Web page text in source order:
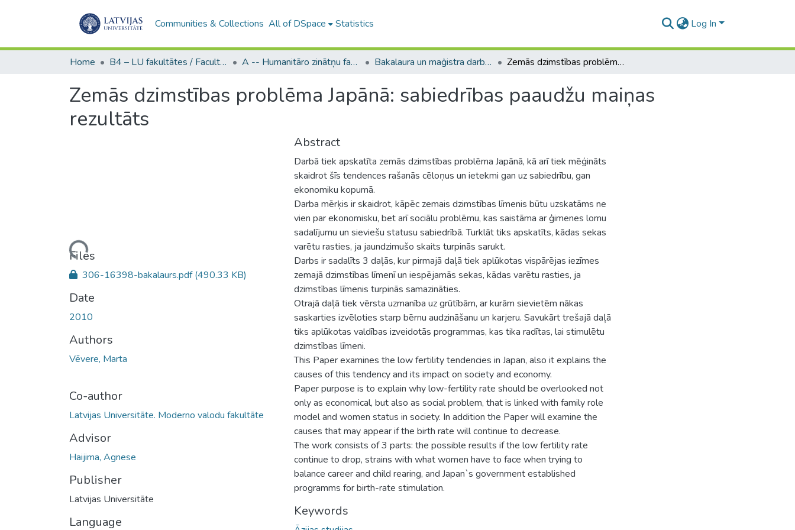
Communities & Collections All of DSpace Statistics Log In
Home B4 – LU fakultātes / Faculties of the UL A -- Humanitāro zinātņu fakultāte / Faculty of Humanities Bakalaura un maģistra darbi (HZF) / Bachelor's and Master's theses Zemās dzimstības problēma Japānā: sabiedrības paaudžu maiņas rezultāts
Zemās dzimstības problēma Japānā: sabiedrības paaudžu maiņas
rezultāts
Loading...
Files
306-16398-bakalaurs.pdf(490.33 KB)
Date
2010
Authors
Vēvere, Marta
Co-author
Latvijas Universitāte. Moderno valodu fakultāte
Advisor
Haijima, Agnese
Publisher
Latvijas Universitāte
Language
Abstract
Darbā tiek apskatīta zemās dzimstības problēma Japānā, kā arī tiek mēģināts
skaidrot šīs tendences rašanās cēloņus un ietekmi gan uz sabiedrību, gan
ekonomiku kopumā.
Darba mērķis ir skaidrot, kāpēc zemais dzimstības līmenis būtu uzskatāms ne
vien par ekonomisku, bet arī sociālu problēmu, kas saistāma ar ģimenes lomu
sadalījumu un sieviešu statusu sabiedrībā. Turklāt tiks apskatīts, kādas sekas
varētu rasties, ja jaundzimušo skaits turpinās sarukt.
Darbs ir sadalīts 3 daļās, kur pirmajā daļā tiek aplūkotas vispārējas iezīmes
zemajā dzimstības līmenī un iespējamās sekas, kādas varētu rasties, ja
dzimstības līmenis turpinās samazināties.
Otrajā daļā tiek vērsta uzmanība uz grūtībām, ar kurām sievietēm nākas
saskarties izvēloties starp bērnu audzināšanu un karjeru. Savukārt trešajā daļā
tiks aplūkotas valdības izveidotās programmas, kas tika radītas, lai stimulētu
dzimstības līmeni.
This Paper examines the low fertility tendencies in Japan, also it explains the
causes of this tendency and its impact on society and economy.
Paper purpose is to explain why low-fertility rate should be overlooked not
only as economical, but also as social problem, that is linked with family role
model and women status in society. In addition the Paper will examine the
causes that may appear if the birth rate will continue to decrease.
The work consists of 3 parts: the possible results if the low fertility rate
continue to drop, strains with what women have to face when trying to
balance career and child rearing, and Japan`s government established
programms for birth-rate stimulation.
Keywords